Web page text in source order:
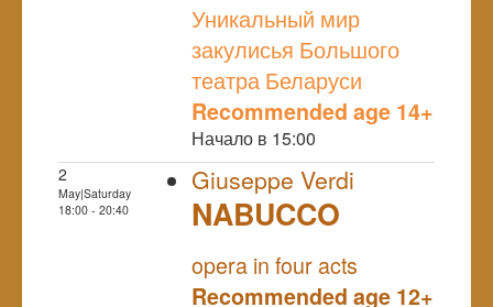
Уникальный мир
закулисья Большого
театра Беларуси
Recommended age 14+
Начало в 15:00
2
May|Saturday
18:00 - 20:40
Giuseppe Verdi
NABUCCO
opera in four acts
Recommended age 12+